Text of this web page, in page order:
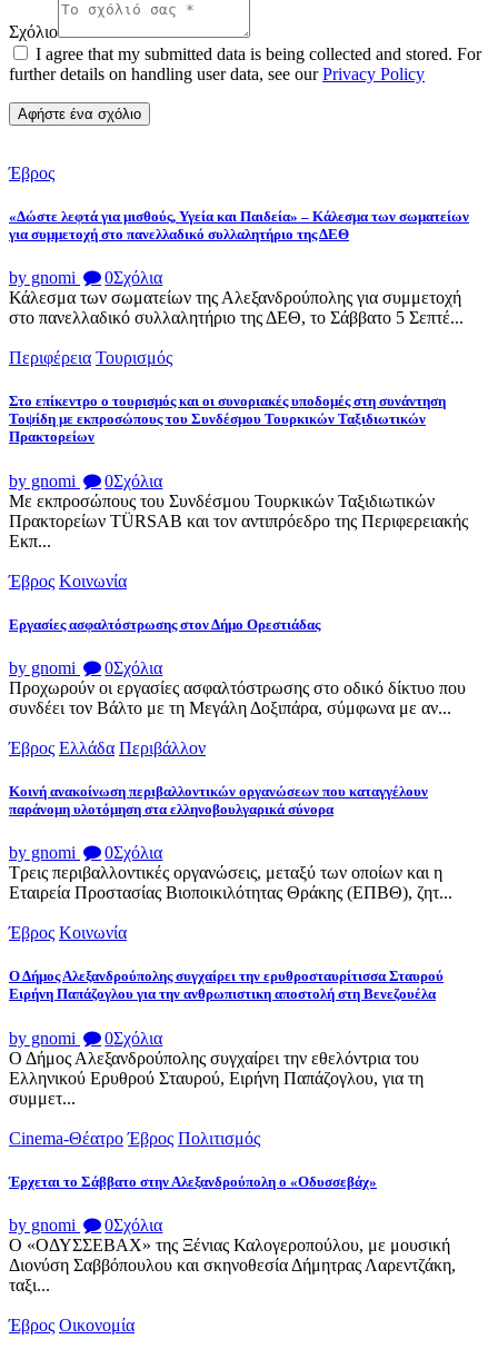
Σχόλιο
I agree that my submitted data is being collected and stored. For
further details on handling user data, see ourPrivacy Policy
Έβρος
«Δώστε λεφτά για μισθούς, Υγεία και Παιδεία» – Κάλεσμα των σωματείων
για συμμετοχή στο πανελλαδικό συλλαλητήριο της ΔΕΘ
by gnomi 0Σχόλια
Κάλεσμα των σωματείων της Αλεξανδρούπολης για συμμετοχή
στο πανελλαδικό συλλαλητήριο της ΔΕΘ, το Σάββατο 5 Σεπτέ...
Περιφέρεια Τουρισμός
Στο επίκεντρο ο τουρισμός και οι συνοριακές υποδομές στη συνάντηση
Τοψίδη με εκπροσώπους του Συνδέσμου Τουρκικών Ταξιδιωτικών
Πρακτορείων
by gnomi 0Σχόλια
Με εκπροσώπους του Συνδέσμου Τουρκικών Ταξιδιωτικών
Πρακτορείων TÜRSAB και τον αντιπρόεδρο της Περιφερειακής
Εκπ...
Έβρος Κοινωνία
Εργασίες ασφαλτόστρωσης στον Δήμο Ορεστιάδας
by gnomi 0Σχόλια
Προχωρούν οι εργασίες ασφαλτόστρωσης στο οδικό δίκτυο που
συνδέει τον Βάλτο με τη Μεγάλη Δοξιπάρα, σύμφωνα με αν...
Έβρος Ελλάδα Περιβάλλον
Κοινή ανακοίνωση περιβαλλοντικών οργανώσεων που καταγγέλουν
παράνομη υλοτόμηση στα ελληνοβουλγαρικά σύνορα
by gnomi 0Σχόλια
Τρεις περιβαλλοντικές οργανώσεις, μεταξύ των οποίων και η
Εταιρεία Προστασίας Βιοποικιλότητας Θράκης (ΕΠΒΘ), ζητ...
Έβρος Κοινωνία
Ο Δήμος Αλεξανδρούπολης συγχαίρει την ερυθροσταυρίτισσα Σταυρού
Ειρήνη Παπάζογλου για την ανθρωπιστικη αποστολή στη Βενεζουέλα
by gnomi 0Σχόλια
Ο Δήμος Αλεξανδρούπολης συγχαίρει την εθελόντρια του
Ελληνικού Ερυθρού Σταυρού, Ειρήνη Παπάζογλου, για τη
συμμετ...
Cinema-Θέατρο Έβρος Πολιτισμός
Έρχεται το Σάββατο στην Αλεξανδρούπολη ο «Οδυσσεβάχ»
by gnomi 0Σχόλια
Ο «ΟΔΥΣΣΕΒΑΧ» της Ξένιας Καλογεροπούλου, με μουσική
Διονύση Σαββόπουλου και σκηνοθεσία Δήμητρας Λαρεντζάκη,
ταξι...
Έβρος Οικονομία